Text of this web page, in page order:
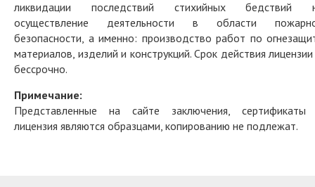
ликвидации последствий стихийных бедствий
осуществление деятельности в области
безопасности, а именно: производство работ по
материалов, изделий и конструкций. Срок действия
бессрочно.
Примечание:
Представленные на сайте заключения,
лицензия являются образцами, копированию не подлежат.